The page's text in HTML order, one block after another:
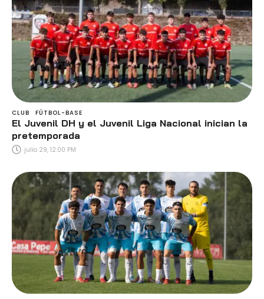
CLUB FÚTBOL-BASE
El Juvenil DH y el Juvenil Liga Nacional inician la
pretemporada
julio 29, 12:00 PM